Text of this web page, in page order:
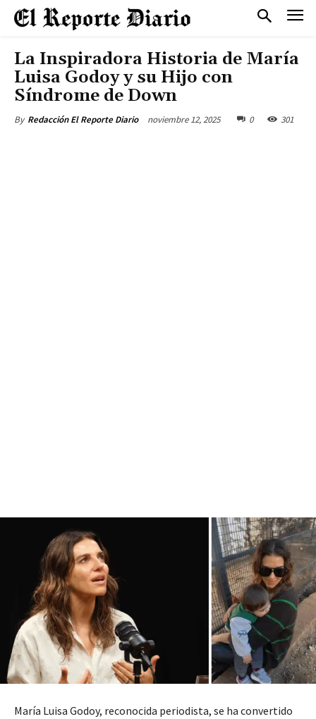
La Inspiradora Historia de María
Luisa Godoy y su Hijo con
Síndrome de Down
By Redacción El Reporte Diario noviembre 12, 2025 0 301
María Luisa Godoy, reconocida periodista, se ha convertido